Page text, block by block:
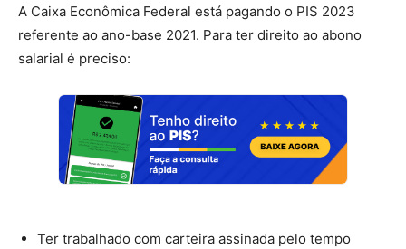
A Caixa Econômica Federal está pagando o PIS 2023
referente ao ano-base 2021. Para ter direito ao abono
salarial é preciso:
Ter trabalhado com carteira assinada pelo tempo